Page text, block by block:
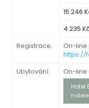
15 246
4 235
Registrace:
On-line
https://
Ubytování:
On-line
Hotel